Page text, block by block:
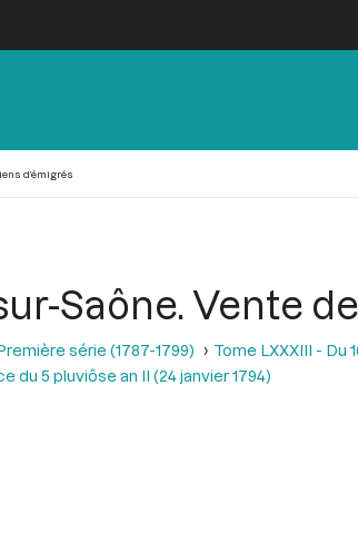
d’émigrés
Saône. Vente
série (1787-1799)
Tome LXXXIII - Du
du 5 pluviôse an II (24 janvier 1794)